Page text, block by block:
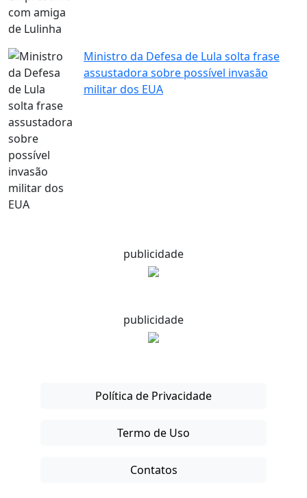
Ministro da Defesa de Lula solta frase
assustadora sobre possível invasão
militar dos EUA
publicidade
publicidade
Política de Privacidade
Termo de Uso
Contatos